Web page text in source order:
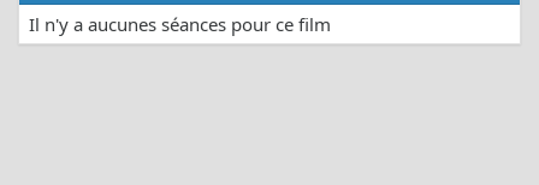
Il n'y a aucunes séances pour ce film